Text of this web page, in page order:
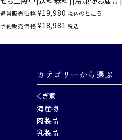
通常販売価格 ¥19,980 税込のところ
予約販売価格 ¥18,981 税込
カテゴリーから選ぶ
くぎ煮
海産物
肉製品
乳製品